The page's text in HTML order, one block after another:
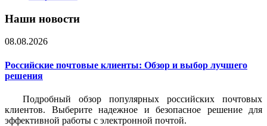
Наши новости
08.08.2026
Российские почтовые клиенты: Обзор и выбор лучшего
решения
Подробный обзор популярных российских почтовых
клиентов. Выберите надежное и безопасное решение для
эффективной работы с электронной почтой.